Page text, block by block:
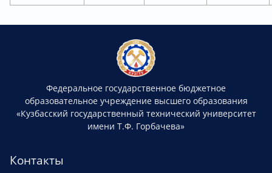
Федеральное государственное бюджетное
образовательное учреждение высшего образования
«Кузбасский государственный технический университет
имени Т.Ф. Горбачева»
Контакты